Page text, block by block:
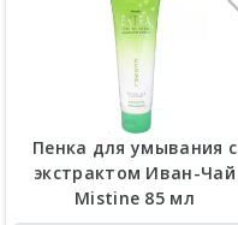
Пенка для умывания с
экстрактом Иван-Чай
Mistine 85 мл